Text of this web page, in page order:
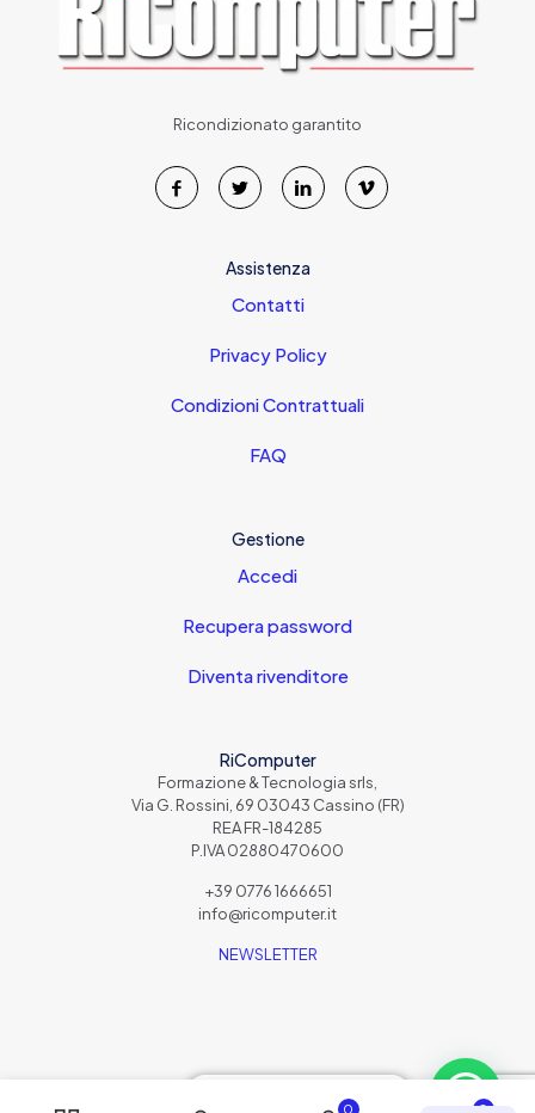
Ricondizionato garantito
Assistenza
Contatti
Privacy Policy
Condizioni Contrattuali
FAQ
Gestione
Accedi
Recupera password
Diventa rivenditore
RiComputer
Formazione & Tecnologia srls,
Via G. Rossini, 69 03043 Cassino (FR)
REA FR-184285
P.IVA 02880470600
+39 0776 1666651
info@ricomputer.it
NEWSLETTER
0 0
Scrivici su WhatsApp